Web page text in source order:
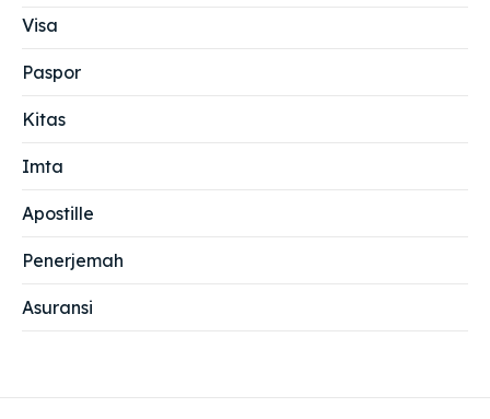
Visa
Paspor
Kitas
Imta
Apostille
Penerjemah
Asuransi